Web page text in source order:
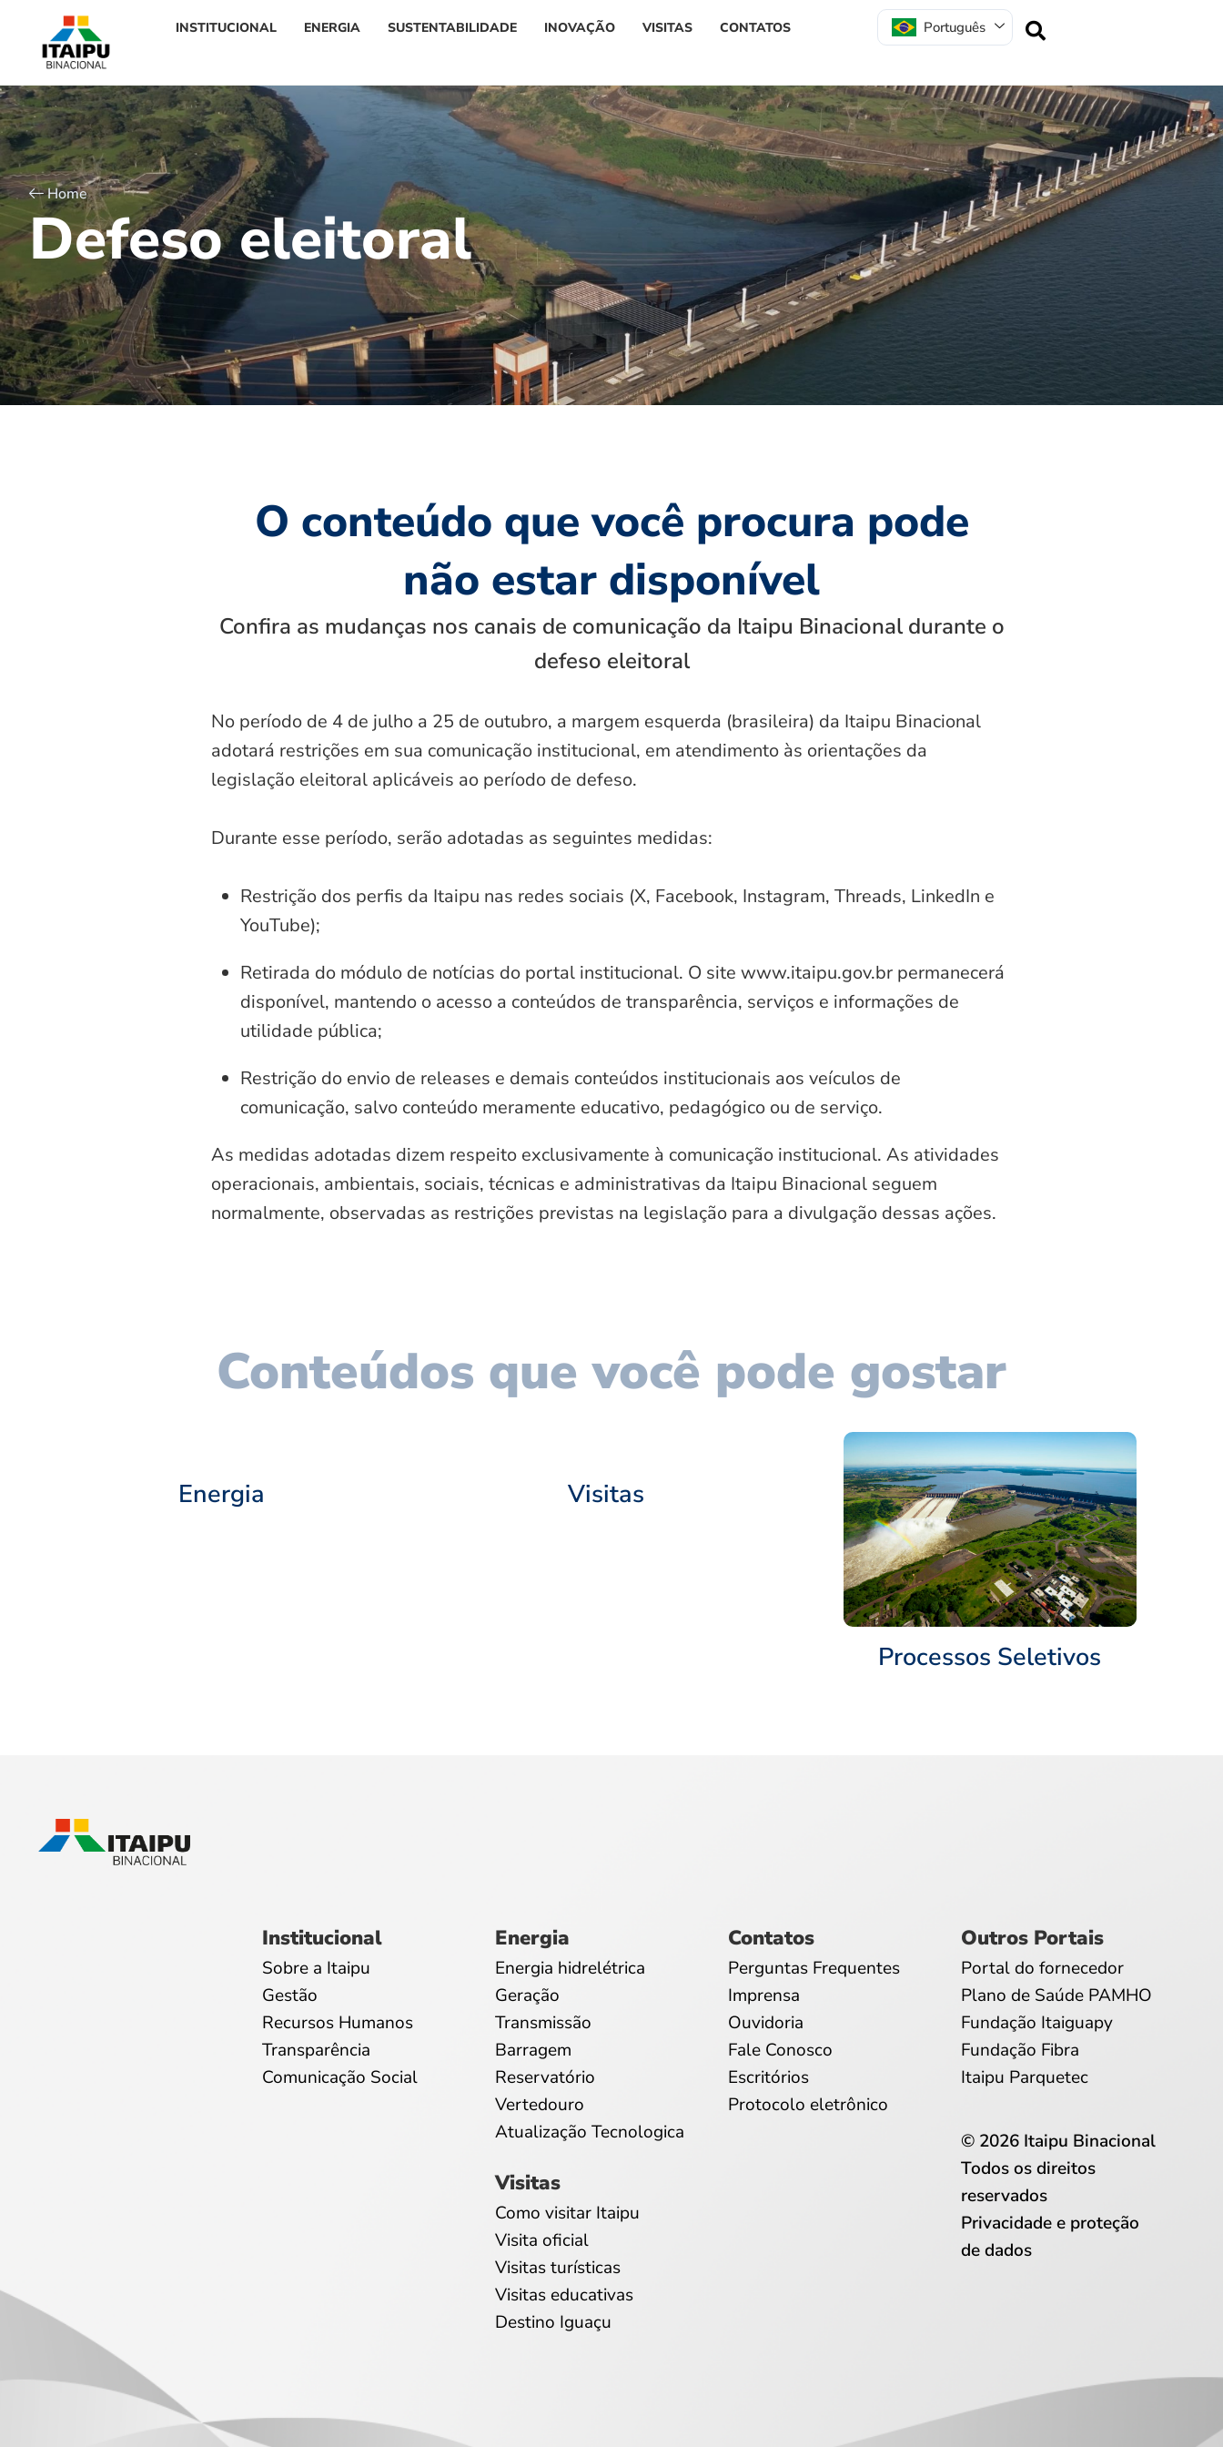
INSTITUCIONAL ENERGIA SUSTENTABILIDADE INOVAÇÃO VISITAS CONTATOS Português
Home
Defeso eleitoral
O conteúdo que você procura pode
não estar disponível
Confira as mudanças nos canais de comunicação da Itaipu Binacional durante o
defeso eleitoral
No período de 4 de julho a 25 de outubro, a margem esquerda (brasileira) da Itaipu Binacional
adotará restrições em sua comunicação institucional, em atendimento às orientações da
legislação eleitoral aplicáveis ao período de defeso.
Durante esse período, serão adotadas as seguintes medidas:
Restrição dos perfis da Itaipu nas redes sociais (X, Facebook, Instagram, Threads, LinkedIn e
YouTube);
Retirada do módulo de notícias do portal institucional. O site www.itaipu.gov.br permanecerá
disponível, mantendo o acesso a conteúdos de transparência, serviços e informações de
utilidade pública;
Restrição do envio de releases e demais conteúdos institucionais aos veículos de
comunicação, salvo conteúdo meramente educativo, pedagógico ou de serviço.
As medidas adotadas dizem respeito exclusivamente à comunicação institucional. As atividades
operacionais, ambientais, sociais, técnicas e administrativas da Itaipu Binacional seguem
normalmente, observadas as restrições previstas na legislação para a divulgação dessas ações.
Conteúdos que você pode gostar
Energia Visitas
Processos Seletivos
Institucional
Sobre a Itaipu
Gestão
Recursos Humanos
Transparência
Comunicação Social
Energia
Energia hidrelétrica
Geração
Transmissão
Barragem
Reservatório
Vertedouro
Atualização Tecnologica
Visitas
Como visitar Itaipu
Visita oficial
Visitas turísticas
Visitas educativas
Destino Iguaçu
Contatos
Perguntas Frequentes
Imprensa
Ouvidoria
Fale Conosco
Escritórios
Protocolo eletrônico
Outros Portais
Portal do fornecedor
Plano de Saúde PAMHO
Fundação Itaiguapy
Fundação Fibra
Itaipu Parquetec
© 2026 Itaipu Binacional
Todos os direitos
reservados
Privacidade e proteção
de dados